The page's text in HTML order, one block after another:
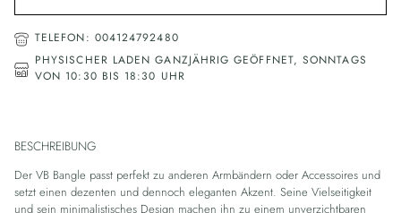
TELEFON: 004124792480
PHYSISCHER LADEN GANZJÄHRIG GEÖFFNET, SONNTAGS
VON 10:30 BIS 18:30 UHR
BESCHREIBUNG
Der VB Bangle passt perfekt zu anderen Armbändern oder Accessoires und
setzt einen dezenten und dennoch eleganten Akzent. Seine Vielseitigkeit
und sein minimalistisches Design machen ihn zu einem unverzichtbaren